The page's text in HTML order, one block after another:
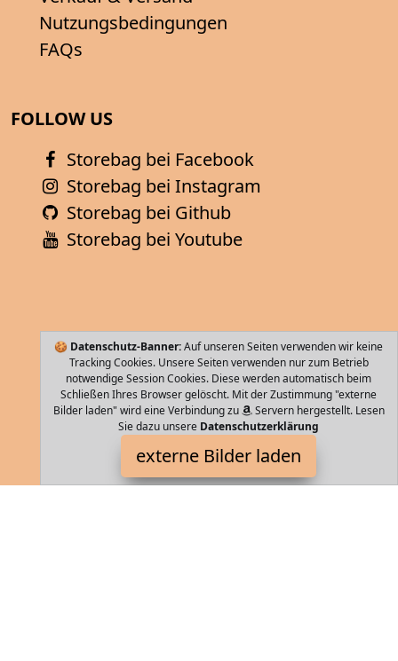
🍪 Datenschutz-Banner:Auf unseren Seiten verwenden wir keine
Tracking Cookies. Unsere Seiten verwenden nur zum Betrieb
notwendige Session Cookies. Diese werden automatisch beim
Schließen Ihres Browser gelöscht. Mit der Zustimmung "externe
Bilder laden" wird eine Verbindung zu
Servern hergestellt. Lesen
Sie dazu unsere Datenschutzerklärung
externe Bilder laden
Nutzungsbedingungen
FAQs
FOLLOW US
Storebag bei Facebook
Storebag bei Instagram
Storebag bei Github
Storebag bei Youtube
WITTCHEN
Textilien Rollen Trolley macht sich hervorragend als